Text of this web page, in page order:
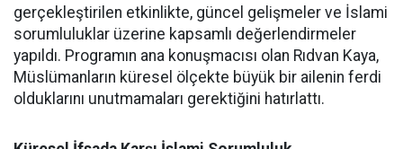
gerçekleştirilen etkinlikte, güncel gelişmeler ve İslami
sorumluluklar üzerine kapsamlı değerlendirmeler
yapıldı. Programın ana konuşmacısı olan Rıdvan Kaya,
Müslümanların küresel ölçekte büyük bir ailenin ferdi
olduklarını unutmamaları gerektiğini hatırlattı.